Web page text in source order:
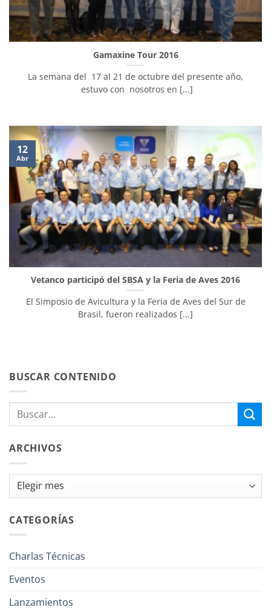
Gamaxine Tour 2016
La semana del 17 al 21 de octubre del presente año,
estuvo con nosotros en [...]
Vetanco participó del SBSA y la Feria de Aves 2016
El Simposio de Avicultura y la Feria de Aves del Sur de
Brasil, fueron realizados [...]
12
Abr
BUSCAR CONTENIDO
ARCHIVOS
Archivos
CATEGORÍAS
Charlas Técnicas
Eventos
Lanzamientos